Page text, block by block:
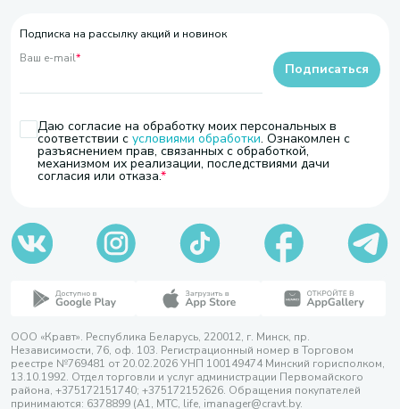
Подписка на рассылку акций и новинок
Ваш e-mail*
Даю согласие на обработку моих персональных в
соответствии с условиями обработки. Ознакомлен с
разъяснением прав, связанных с обработкой,
механизмом их реализации, последствиями дачи
согласия или отказа.
Подписаться
ООО «Кравт». Республика Беларусь, 220012, г. Минск, пр.
Независимости, 76, оф. 103. Регистрационный номер в Торговом
реестре №769481 от 20.02.2026 УНП 100149474 Минский горисполком,
13.10.1992. Отдел торговли и услуг администрации Первомайского
района, +375172151740; +375172152626. Обращения покупателей
принимаются: 6378899 (А1, МТС, life, imanager@cravt.by.